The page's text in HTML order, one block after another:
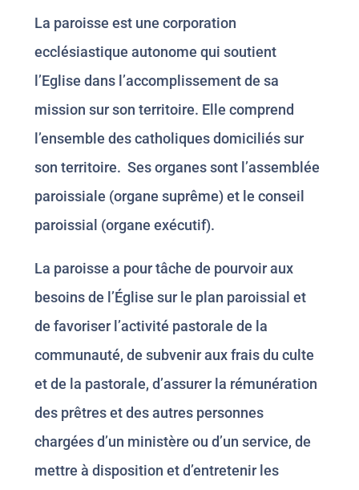
La paroisse est une corporation
ecclésiastique autonome qui soutient
l’Eglise dans l’accomplissement de sa
mission sur son territoire. Elle comprend
l’ensemble des catholiques domiciliés sur
son territoire. Ses organes sont l’assemblée
paroissiale (organe suprême) et le conseil
paroissial (organe exécutif).
La paroisse a pour tâche de pourvoir aux
besoins de l’Église sur le plan paroissial et
de favoriser l’activité pastorale de la
communauté, de subvenir aux frais du culte
et de la pastorale, d’assurer la rémunération
des prêtres et des autres personnes
chargées d’un ministère ou d’un service, de
mettre à disposition et d’entretenir les